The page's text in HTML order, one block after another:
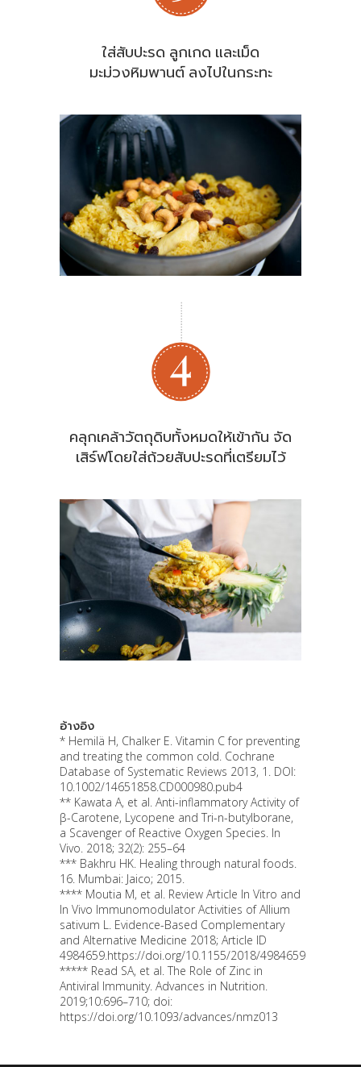
ใส่สับปะรด ลูกเกด และเม็ด
มะม่วงหิมพานต์ ลงไปในกระทะ
คลุกเคล้าวัตถุดิบทั้งหมดให้เข้ากัน จัด
เสิร์ฟโดยใส่ถ้วยสับปะรดที่เตรียมไว้
อ้างอิง
* Hemilä H, Chalker E. Vitamin C for preventing
and treating the common cold. Cochrane
Database of Systematic Reviews 2013, 1. DOI:
10.1002/14651858.CD000980.pub4
** Kawata A, et al. Anti-inflammatory Activity of
β-Carotene, Lycopene and Tri-n-butylborane,
a Scavenger of Reactive Oxygen Species. In
Vivo. 2018; 32(2): 255–64
*** Bakhru HK. Healing through natural foods.
16. Mumbai: Jaico; 2015.
**** Moutia M, et al. Review Article In Vitro and
In Vivo Immunomodulator Activities of Allium
sativum L. Evidence-Based Complementary
and Alternative Medicine 2018; Article ID
4984659.https://doi.org/10.1155/2018/4984659
***** Read SA, et al. The Role of Zinc in
Antiviral Immunity. Advances in Nutrition.
2019;10:696–710; doi:
https://doi.org/10.1093/advances/nmz013